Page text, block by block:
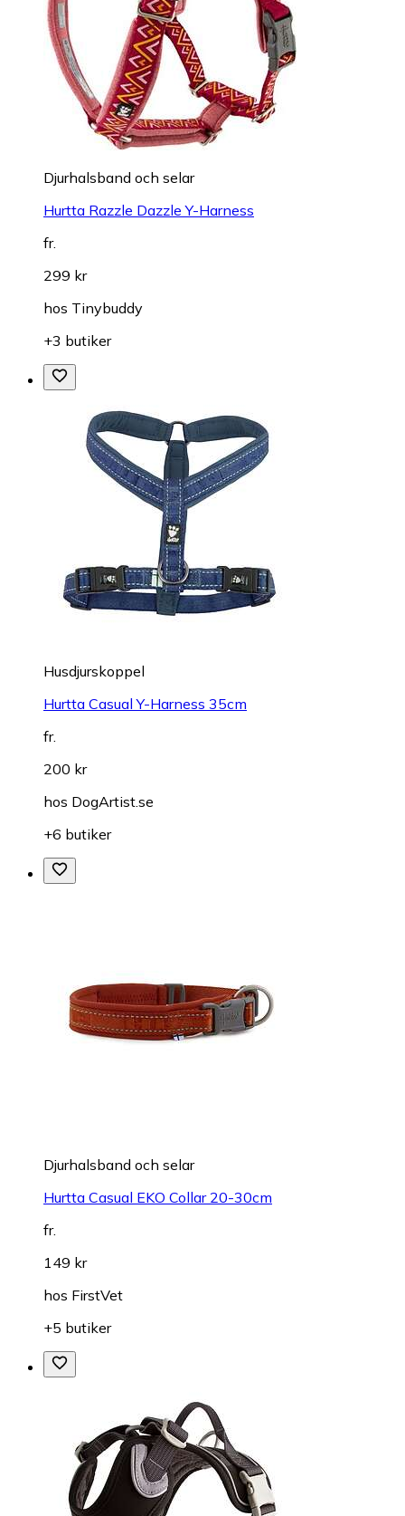
Djurhalsband och selar
Hurtta Razzle Dazzle Y-Harness
fr.
299 kr
hos Tinybuddy
+3 butiker
Husdjurskoppel
Hurtta Casual Y-Harness 35cm
fr.
200 kr
hos DogArtist.se
+6 butiker
Djurhalsband och selar
Hurtta Casual EKO Collar 20-30cm
fr.
149 kr
hos FirstVet
+5 butiker